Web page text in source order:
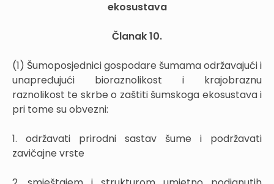
ekosustava
Članak 10.
(1) Šumoposjednici gospodare šumama održavajući i
unapređujući bioraznolikost i krajobraznu
raznolikost te skrbe o zaštiti šumskoga ekosustava i
pri tome su obvezni:
1. održavati prirodni sastav šume i podržavati
zavičajne vrste